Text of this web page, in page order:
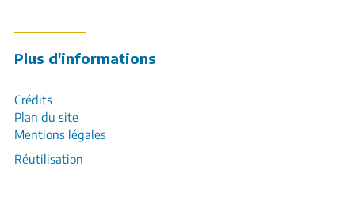
Plus d'informations
Crédits
Plan du site
Mentions légales
Réutilisation